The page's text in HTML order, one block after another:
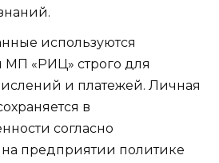
используются
МП «РИЦ» строго для
и платежей. Личная
в
согласно
предприятии политике